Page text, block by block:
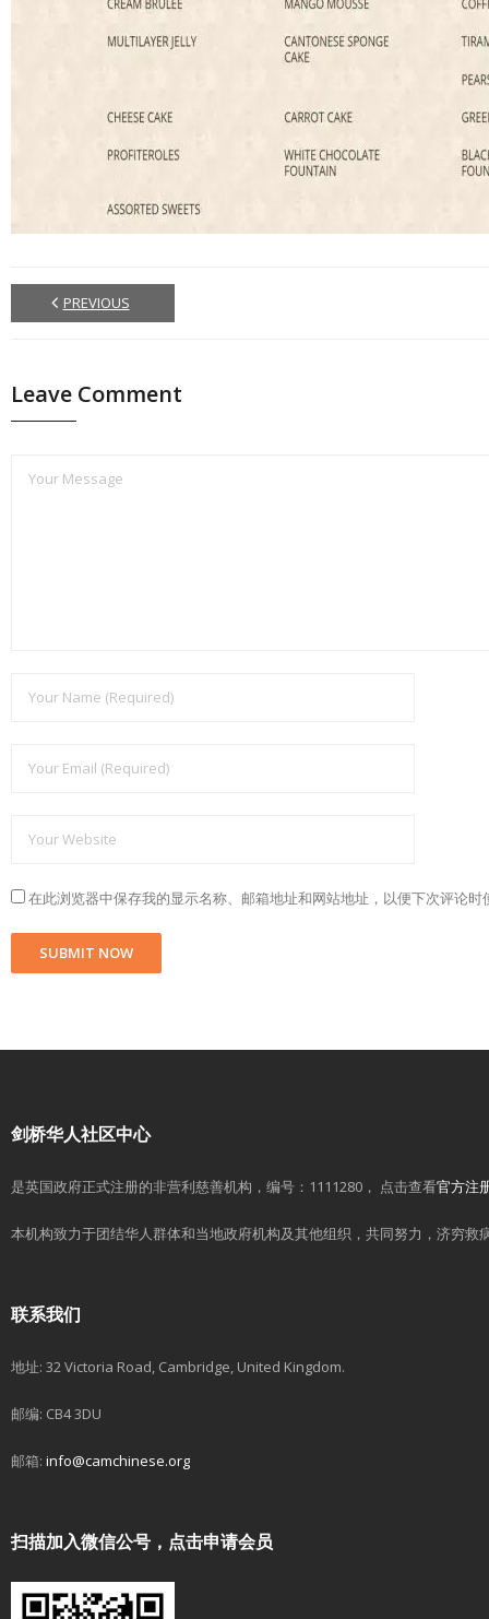
PREVIOUS
Leave Comment
在此浏览器中保存我的显示名称、邮箱地址和网站地址，以便下次评论时
剑桥华人社区中心
是英国政府正式注册的非营利慈善机构，编号：1111280， 点击查看官方注
本机构致力于团结华人群体和当地政府机构及其他组织，共同努力，济穷
联系我们
地址: 32 Victoria Road, Cambridge, United Kingdom.
邮编: CB4 3DU
邮箱: info@camchinese.org
扫描加入微信公号，点击申请会员